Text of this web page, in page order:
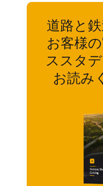
道路と
お客様
ススタ
お読み